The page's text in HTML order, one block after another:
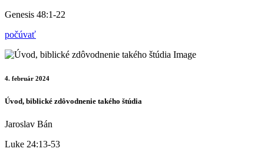
Genesis 48:1-22
počúvať
4. február 2024
Úvod, biblické zdôvodnenie takého štúdia
Jaroslav Bán
Luke 24:13-53